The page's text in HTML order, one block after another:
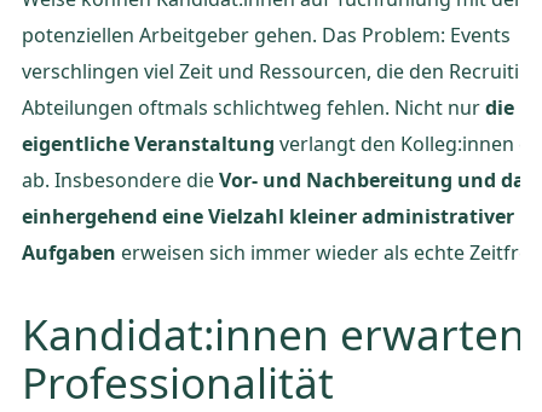
potenziellen Arbeitgeber gehen. Das Problem: Events
verschlingen viel Zeit und Ressourcen, die den
Abteilungen oftmals schlichtweg fehlen. Nicht nurdie
eigentliche Veranstaltung verlangt den Kolleg:innen
ab. Insbesondere dieVor- und Nachbereitung und
einhergehend eine Vielzahl kleiner administrativer
Aufgaben erweisen sich immer wieder als echte
Kandidat:innen erwarten
Professionalität